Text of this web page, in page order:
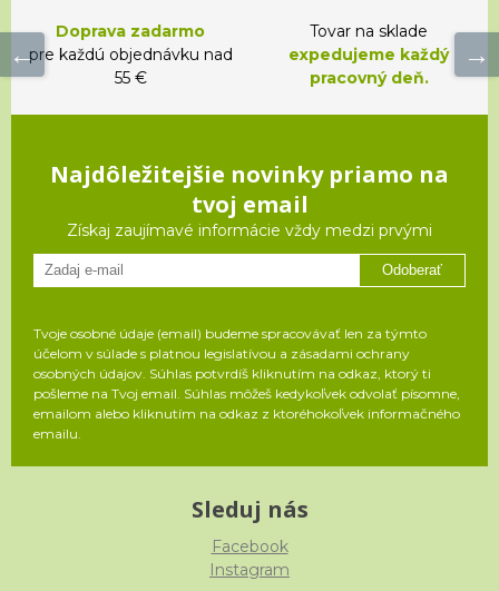
Doprava zadarmo
pre každú objednávku nad
55 €
Tovar na sklade
expedujeme každý
pracovný deň.
Najdôležitejšie novinky priamo na
tvoj email
Získaj zaujímavé informácie vždy medzi prvými
Odoberať
Tvoje osobné údaje (email) budeme spracovávať len za týmto
účelom v súlade s platnou legislatívou a zásadami ochrany
osobných údajov. Súhlas potvrdíš kliknutím na odkaz, ktorý ti
pošleme na Tvoj email. Súhlas môžeš kedykoľvek odvolať písomne,
emailom alebo kliknutím na odkaz z ktoréhokoľvek informačného
emailu.
Sleduj nás
Facebook
Instagram